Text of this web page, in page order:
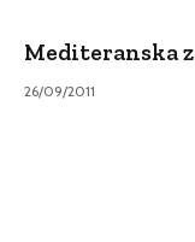
Mediteranska
26/09/2011